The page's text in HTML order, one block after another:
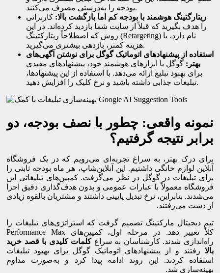
بودجه را به‌درستی مصرف می‌کنند.
ریتارگتینگ هوشمند با بودجه کم اما بازگشت بالا: کاربرانی
را هدف بگیرید که قبلاً از سایت شما بازدید کرده‌اند. در این
روش که اصطلاحاً ریتارکتینگ (Retargeting) نام دارد، با
هزینه کمتر، بازدهی بیشتری می‌گیرید.
استفاده از پیشنهادهای اتوماتیک گوگل برای نوشتن آگهی‌های
بهتر: گوگل با ابزارهای هوشمند خود، پیشنهادهای مفیدی
برای بهبود تبلیغ ارائه می‌دهد. با استفاده از این پیشنهادها،
تبلیغات جذابی داشته باشید و نرخ کلیک را افزایش دهید.
نمونه واقعی: چطور با نصف بودجه، دو
برابر نتیجه گرفتیم؟
برای درک بهتر، به سراغ تجربه‌ای می‌رویم که در یک فروشگاه
آنلاین لوازم خانگی داشتیم. این آنلاین‌شاپ، هر ماه بودجه ثابتی را
برای تبلیغات در گوگل در نظر می‌گرفت. کمپین‌های تبلیغاتی این
فروشگاه معمولاً با عبارات عمومی و بدون هدف‌گذاری دقیق اجرا
می‌شدند. بنابراین، نرخ تبدیل پایینی داشتند و مشتریان بالقوه زیادی
از دست می‌رفتند.
تیم دیجیتال مارکتینگ تصمیم گرفت که استراتژی‌های تبلیغات را
کلاً تغییر دهد. در مرحله اول، کمپین‌های Performance Max
راه‌اندازی شدند. کارشناسان به سراغکلمات کلیدی با قصد خرید
بالا رفتند و از پیشنهادهای اتوماتیک گوگل برای بهبود تبلیغات
استفاده کردند. این روند ادامه پیدا کرد و به‌صورت مداوم
بهینه‌سازی شد.